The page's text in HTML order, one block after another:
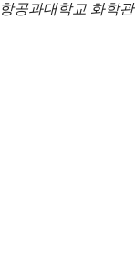
공과대학교 화학관